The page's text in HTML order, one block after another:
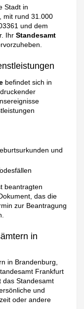
Stadt in
mit rund 31.000
und dem
IhrStandesamt
befindet sich in
und
beantragten
das die
zur Beantragung
in
in Brandenburg,
Frankfurt
das Standesamt
und
oder andere